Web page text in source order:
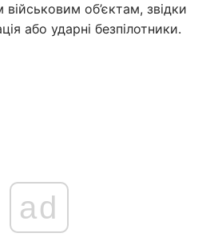
об’єктам, звідки
або ударні безпілотники.
ad